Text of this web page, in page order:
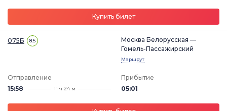
Купить билет
075Б 8.5
Москва Белорусская —
Гомель-Пассажирский
Маршрут
Отправление
15:58
11 ч 24 м
Прибытие
05:01